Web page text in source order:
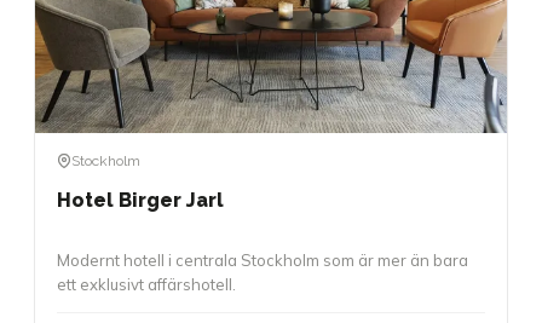
Stockholm
Hotel Birger Jarl
Modernt hotell i centrala Stockholm som är mer än bara
ett exklusivt affärshotell.